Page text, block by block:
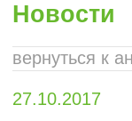
Новости
вернуться к
27.10.2017